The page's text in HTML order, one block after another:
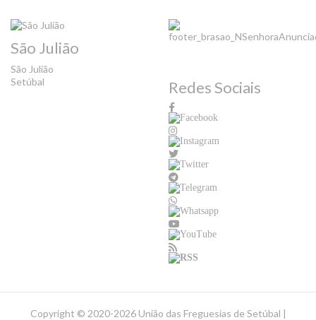
São Julião
São Julião
Setúbal
Redes Sociais
Copyright © 2020-2026 União das Freguesias de Setúbal |